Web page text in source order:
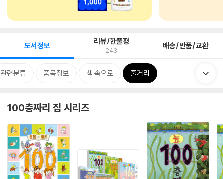
도서정보 리뷰/한줄평
243 배송/반품/교환
관련분류 품목정보 책 속으로 줄거리
100층짜리 집 시리즈